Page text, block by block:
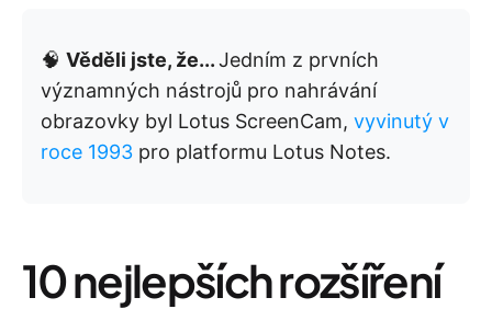
🧠 Věděli jste, že...Jedním z prvních
významných nástrojů pro nahrávání
obrazovky byl Lotus ScreenCam, vyvinutý v
roce 1993 pro platformu Lotus Notes.
10 nejlepších rozšíření